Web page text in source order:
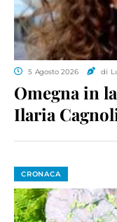
5 Agosto 2026 di
Omegna in
Ilaria
CRONACA